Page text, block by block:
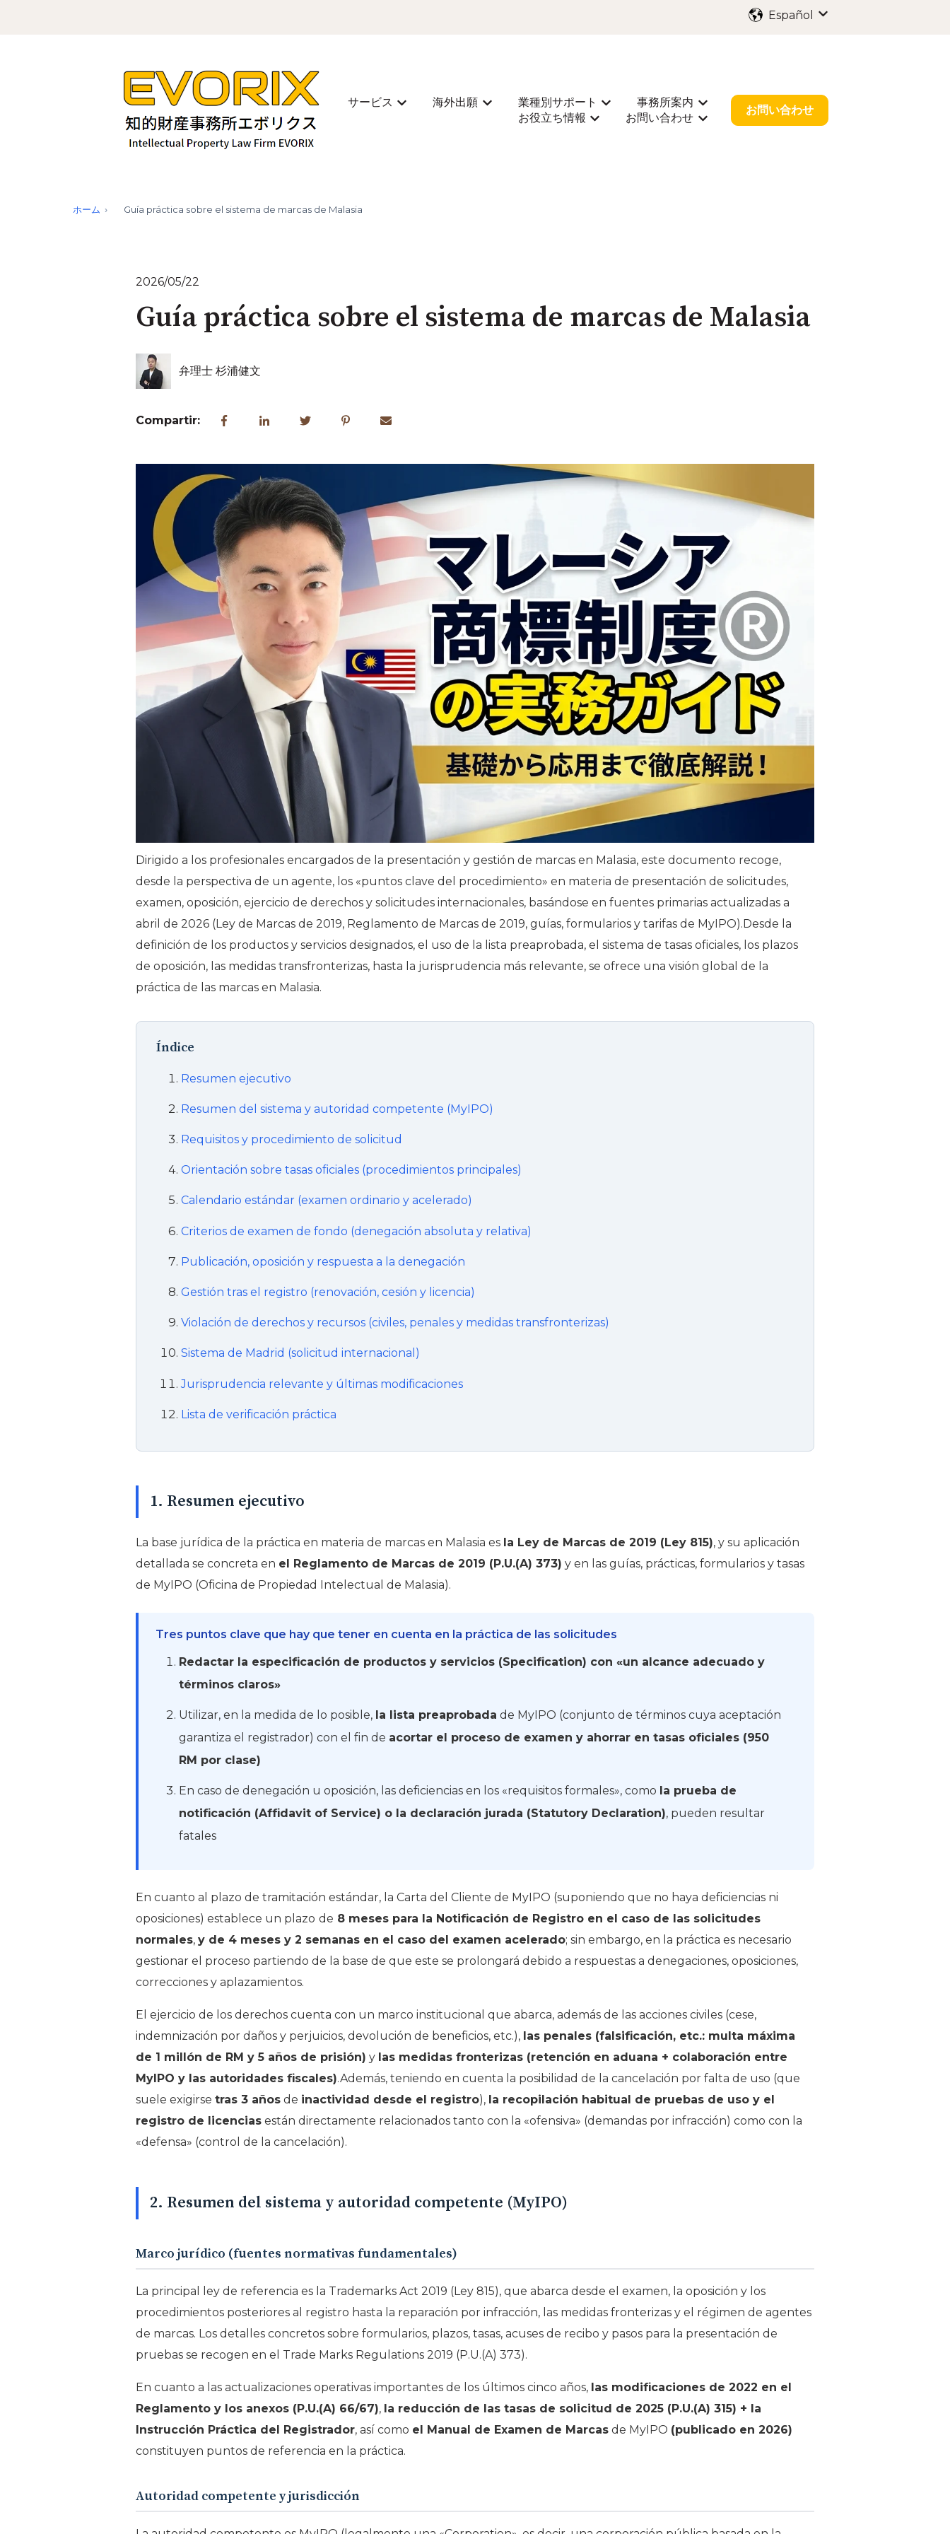
Español
サービス
Mostrar submenú de サービス
海外出願
Mostrar submenú de 海外出願
業種別サポート
Mostrar submenú de 業種別サポート
事務所案内
Mostrar submenú de 事務所案内
お役立ち情報
Mostrar submenú de お役立ち情報
お問い合わせ
Mostrar submenú de お問い合わせ
お問い合わせ
ホーム Guía práctica sobre el sistema de marcas de Malasia
2026/05/22
Guía práctica sobre el sistema de marcas de Malasia
弁理士 杉浦健文
Compartir:
Dirigido a los profesionales encargados de la presentación y gestión de marcas en Malasia, este documento recoge,
desde la perspectiva de un agente, los «puntos clave del procedimiento» en materia de presentación de solicitudes,
examen, oposición, ejercicio de derechos y solicitudes internacionales, basándose en fuentes primarias actualizadas a
abril de 2026 (Ley de Marcas de 2019, Reglamento de Marcas de 2019, guías, formularios y tarifas de MyIPO).Desde la
definición de los productos y servicios designados, el uso de la lista preaprobada, el sistema de tasas oficiales, los plazos
de oposición, las medidas transfronterizas, hasta la jurisprudencia más relevante, se ofrece una visión global de la
práctica de las marcas en Malasia.
Índice
Resumen ejecutivo
Resumen del sistema y autoridad competente (MyIPO)
Requisitos y procedimiento de solicitud
Orientación sobre tasas oficiales (procedimientos principales)
Calendario estándar (examen ordinario y acelerado)
Criterios de examen de fondo (denegación absoluta y relativa)
Publicación, oposición y respuesta a la denegación
Gestión tras el registro (renovación, cesión y licencia)
Violación de derechos y recursos (civiles, penales y medidas transfronterizas)
Sistema de Madrid (solicitud internacional)
Jurisprudencia relevante y últimas modificaciones
Lista de verificación práctica
1. Resumen ejecutivo
La base jurídica de la práctica en materia de marcas en Malasia es la Ley de Marcas de 2019 (Ley 815), y su aplicación
detallada se concreta en el Reglamento de Marcas de 2019 (P.U.(A) 373) y en las guías, prácticas, formularios y tasas
de MyIPO (Oficina de Propiedad Intelectual de Malasia).
Tres puntos clave que hay que tener en cuenta en la práctica de las solicitudes
Redactar la especificación de productos y servicios (Specification) con «un alcance adecuado y
términos claros»
Utilizar, en la medida de lo posible, la lista preaprobada de MyIPO (conjunto de términos cuya aceptación
garantiza el registrador) con el fin de acortar el proceso de examen y ahorrar en tasas oficiales (950
RM por clase)
En caso de denegación u oposición, las deficiencias en los «requisitos formales», como la prueba de
notificación (Affidavit of Service) o la declaración jurada (Statutory Declaration), pueden resultar
fatales
En cuanto al plazo de tramitación estándar, la Carta del Cliente de MyIPO (suponiendo que no haya deficiencias ni
oposiciones) establece un plazo de 8 meses para la Notificación de Registro en el caso de las solicitudes
normales, y de 4 meses y 2 semanas en el caso del examen acelerado; sin embargo, en la práctica es necesario
gestionar el proceso partiendo de la base de que este se prolongará debido a respuestas a denegaciones, oposiciones,
correcciones y aplazamientos.
El ejercicio de los derechos cuenta con un marco institucional que abarca, además de las acciones civiles (cese,
indemnización por daños y perjuicios, devolución de beneficios, etc.), las penales (falsificación, etc.: multa máxima
de 1 millón de RM y 5 años de prisión) y las medidas fronterizas (retención en aduana + colaboración entre
MyIPO y las autoridades fiscales).Además, teniendo en cuenta la posibilidad de la cancelación por falta de uso (que
suele exigirse tras 3 años de inactividad desde el registro), la recopilación habitual de pruebas de uso y el
registro de licencias están directamente relacionados tanto con la «ofensiva» (demandas por infracción) como con la
«defensa» (control de la cancelación).
2. Resumen del sistema y autoridad competente (MyIPO)
Marco jurídico (fuentes normativas fundamentales)
La principal ley de referencia es la Trademarks Act 2019 (Ley 815), que abarca desde el examen, la oposición y los
procedimientos posteriores al registro hasta la reparación por infracción, las medidas fronterizas y el régimen de agentes
de marcas. Los detalles concretos sobre formularios, plazos, tasas, acuses de recibo y pasos para la presentación de
pruebas se recogen en el Trade Marks Regulations 2019 (P.U.(A) 373).
En cuanto a las actualizaciones operativas importantes de los últimos cinco años, las modificaciones de 2022 en el
Reglamento y los anexos (P.U.(A) 66/67), la reducción de las tasas de solicitud de 2025 (P.U.(A) 315) + la
Instrucción Práctica del Registrador, así como el Manual de Examen de Marcas de MyIPO (publicado en 2026)
constituyen puntos de referencia en la práctica.
Autoridad competente y jurisdicción